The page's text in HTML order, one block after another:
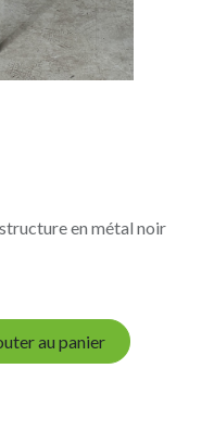
en métal noir
au panier